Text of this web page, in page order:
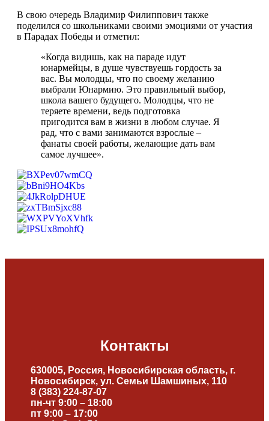
В свою очередь Владимир Филиппович также
поделился со школьниками своими эмоциями от участия
в Парадах Победы и отметил:
«Когда видишь, как на параде идут
юнармейцы, в душе чувствуешь гордость за
вас. Вы молодцы, что по своему желанию
выбрали Юнармию. Это правильный выбор,
школа вашего будущего. Молодцы, что не
теряете времени, ведь подготовка
пригодится вам в жизни в любом случае. Я
рад, что с вами занимаются взрослые –
фанаты своей работы, желающие дать вам
самое лучшее».
Контакты
630005, Россия, Новосибирская область, г.
Новосибирск, ул. Семьи Шамшиных, 110
8 (383) 224-87-07
пн-чт 9:00 – 18:00
пт 9:00 – 17:00